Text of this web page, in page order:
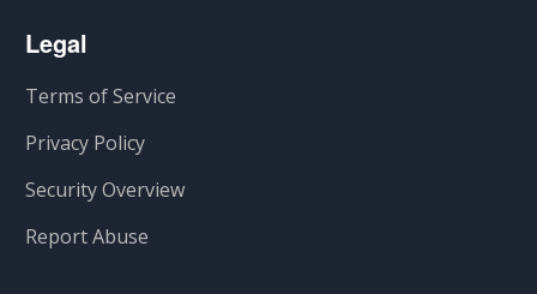
Legal
Terms of Service
Privacy Policy
Security Overview
Report Abuse